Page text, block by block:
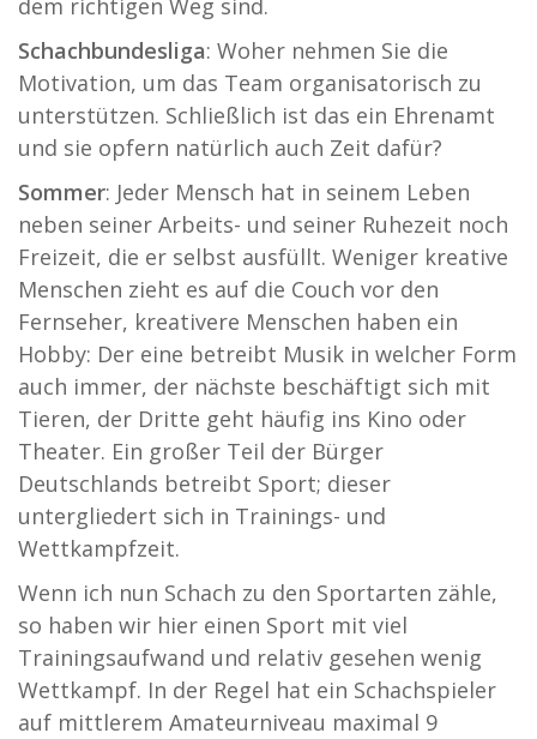
dem richtigen Weg sind.
Schachbundesliga: Woher nehmen Sie die
Motivation, um das Team organisatorisch zu
unterstützen. Schließlich ist das ein Ehrenamt
und sie opfern natürlich auch Zeit dafür?
Sommer: Jeder Mensch hat in seinem Leben
neben seiner Arbeits- und seiner Ruhezeit noch
Freizeit, die er selbst ausfüllt. Weniger kreative
Menschen zieht es auf die Couch vor den
Fernseher, kreativere Menschen haben ein
Hobby: Der eine betreibt Musik in welcher Form
auch immer, der nächste beschäftigt sich mit
Tieren, der Dritte geht häufig ins Kino oder
Theater. Ein großer Teil der Bürger
Deutschlands betreibt Sport; dieser
untergliedert sich in Trainings- und
Wettkampfzeit.
Wenn ich nun Schach zu den Sportarten zähle,
so haben wir hier einen Sport mit viel
Trainingsaufwand und relativ gesehen wenig
Wettkampf. In der Regel hat ein Schachspieler
auf mittlerem Amateurniveau maximal 9